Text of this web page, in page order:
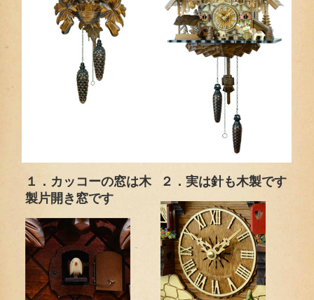
１．カッコーの窓は木
製片開き窓です
２．実は針も木製です